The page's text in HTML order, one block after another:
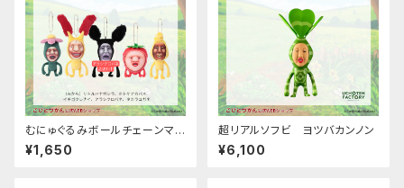
むにゅぐるみボールチェーンマス
コット
¥1,650
超リアルソフビ ヨツバカンノン
¥6,100